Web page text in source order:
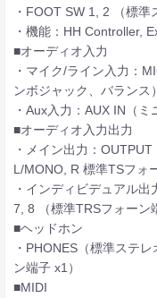
・FOOT SW 1, 2 （標準
・機能：HH Controller,
■オーディオ入力
・マイク/ライン入力：
ンボジャック、バランス
・Aux入力：AUX IN（ミ
■オーディオ入力出力
・メイン出力：
L/MONO, R 標準TSフォ
・インディビデュアル
7, 8 （標準TRSフォーン
■ヘッドホン
・PHONES（標準ステ
ン端子 x1）
■MIDI